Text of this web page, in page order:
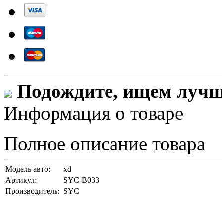
Подождите, ищем
Информация о товаре
Полное описание товара
Модель авто:
xd
Артикул:
SYC-B033
Производитель: SYC